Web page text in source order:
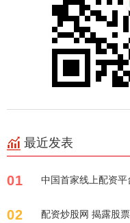
最近发表
01 中国首家线上配资
02 配资炒股网 揭露股